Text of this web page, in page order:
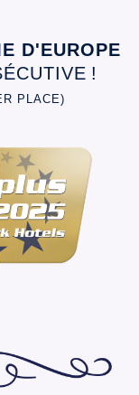
D'EUROPE
!
PLACE)